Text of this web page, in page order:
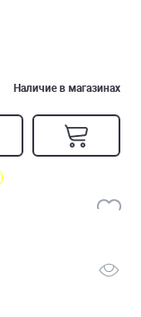
Наличие в магазинах